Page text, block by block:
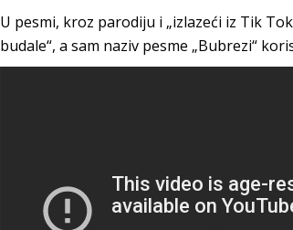
U pesmi, kroz parodiju i „izlazeći iz Tik
budale“, a sam naziv pesme „Bubrezi“